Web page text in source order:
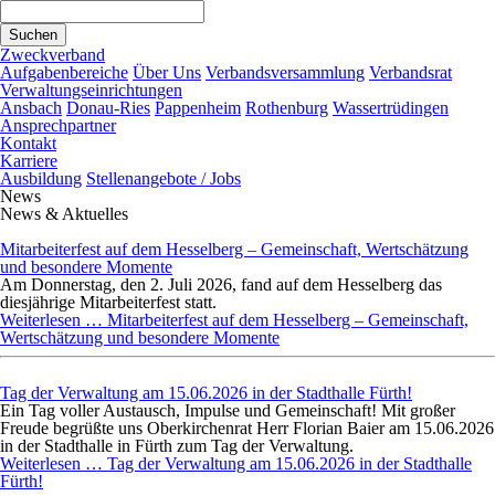
Suchen
Zweckverband
Aufgabenbereiche Über Uns Verbandsversammlung Verbandsrat
Verwaltungseinrichtungen
Ansbach Donau-Ries Pappenheim Rothenburg Wassertrüdingen
Ansprechpartner
Kontakt
Karriere
Ausbildung Stellenangebote / Jobs
News
News & Aktuelles
Mitarbeiterfest auf dem Hesselberg – Gemeinschaft, Wertschätzung
und besondere Momente
Am Donnerstag, den 2. Juli 2026, fand auf dem Hesselberg das
diesjährige Mitarbeiterfest statt.
Weiterlesen … Mitarbeiterfest auf dem Hesselberg – Gemeinschaft,
Wertschätzung und besondere Momente
Tag der Verwaltung am 15.06.2026 in der Stadthalle Fürth!
Ein Tag voller Austausch, Impulse und Gemeinschaft! Mit großer
Freude begrüßte uns Oberkirchenrat Herr Florian Baier am 15.06.2026
in der Stadthalle in Fürth zum Tag der Verwaltung.
Weiterlesen … Tag der Verwaltung am 15.06.2026 in der Stadthalle
Fürth!